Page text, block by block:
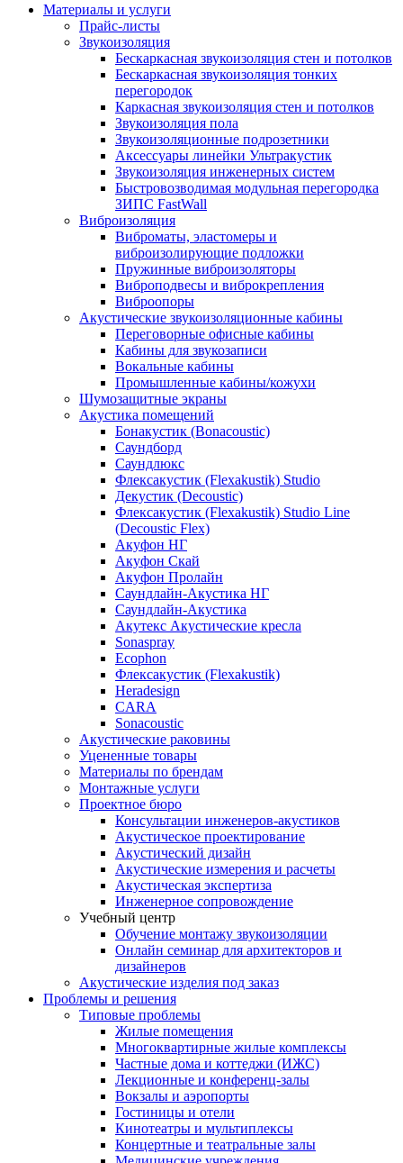
Материалы и услуги
Прайс-листы
Звукоизоляция
Бескаркасная звукоизоляция стен и потолков
Бескаркасная звукоизоляция тонких
перегородок
Каркасная звукоизоляция стен и потолков
Звукоизоляция пола
Звукоизоляционные подрозетники
Аксессуары линейки Ультракустик
Звукоизоляция инженерных систем
Быстровозводимая модульная перегородка
ЗИПС FastWall
Виброизоляция
Виброматы, эластомеры и
виброизолирующие подложки
Пружинные виброизоляторы
Виброподвесы и виброкрепления
Виброопоры
Акустические звукоизоляционные кабины
Переговорные офисные кабины
Кабины для звукозаписи
Вокальные кабины
Промышленные кабины/кожухи
Шумозащитные экраны
Акустика помещений
Бонакустик (Bonacoustic)
Саундборд
Саундлюкс
Флексакустик (Flexakustik) Studio
Декустик (Decoustic)
Флексакустик (Flexakustik) Studio Line
(Decoustic Flex)
Акуфон НГ
Акуфон Скай
Акуфон Пролайн
Саундлайн-Акустика НГ
Саундлайн-Акустика
Акутекс Акустические кресла
Sonaspray
Ecophon
Флексакустик (Flexakustik)
Heradesign
CARA
Sonacoustic
Акустические раковины
Уцененные товары
Материалы по брендам
Монтажные услуги
Проектное бюро
Консультации инженеров-акустиков
Акустическое проектирование
Акустический дизайн
Акустические измерения и расчеты
Акустическая экспертиза
Инженерное сопровождение
Учебный центр
Обучение монтажу звукоизоляции
Онлайн семинар для архитекторов и
дизайнеров
Акустические изделия под заказ
Проблемы и решения
Типовые проблемы
Жилые помещения
Многоквартирные жилые комплексы
Частные дома и коттеджи (ИЖС)
Лекционные и конференц-залы
Вокзалы и аэропорты
Гостиницы и отели
Кинотеатры и мультиплексы
Концертные и театральные залы